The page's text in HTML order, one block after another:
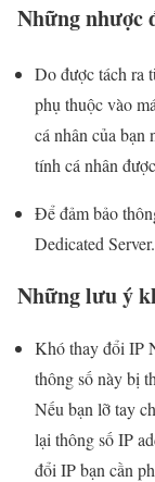
Những nhược
Do được tách ra
phụ thuộc vào
cá nhân của bạn
tính cá nhân
Để đảm bảo
Dedicated Server.
Những lưu ý
Khó thay đổi IP
thông số này bị
Nếu bạn lỡ tay
lại thông số IP
đổi IP bạn cần